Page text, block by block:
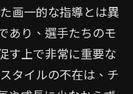
画一的な指導とは異
あり、選手たちのモ
す上で非常に重要な
タイルの不在は、チ